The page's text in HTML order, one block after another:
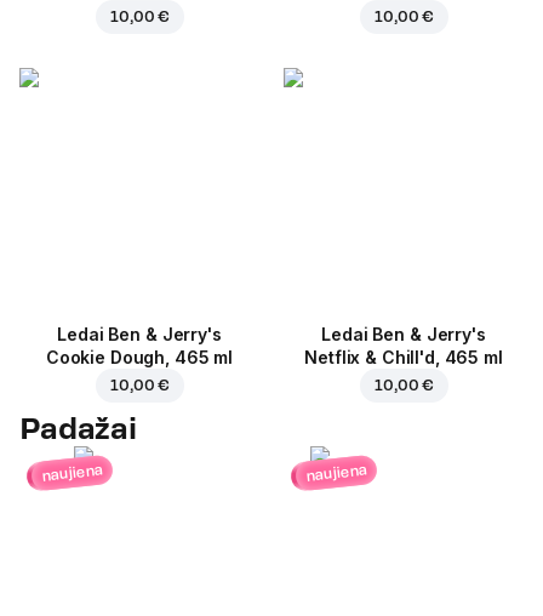
10,00 € 10,00 €
Ledai Ben & Jerry's
Cookie Dough, 465 ml
10,00 €
Ledai Ben & Jerry's
Netflix & Chill'd, 465 ml
10,00 €
Padažai
naujiena naujiena